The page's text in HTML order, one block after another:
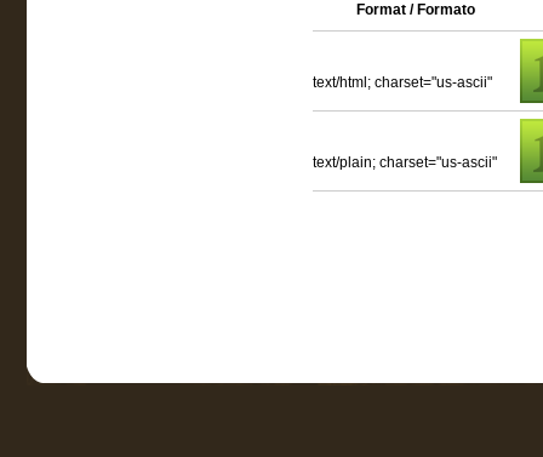
Format / Formato
text/html; charset="us-ascii"
text/plain; charset="us-ascii"